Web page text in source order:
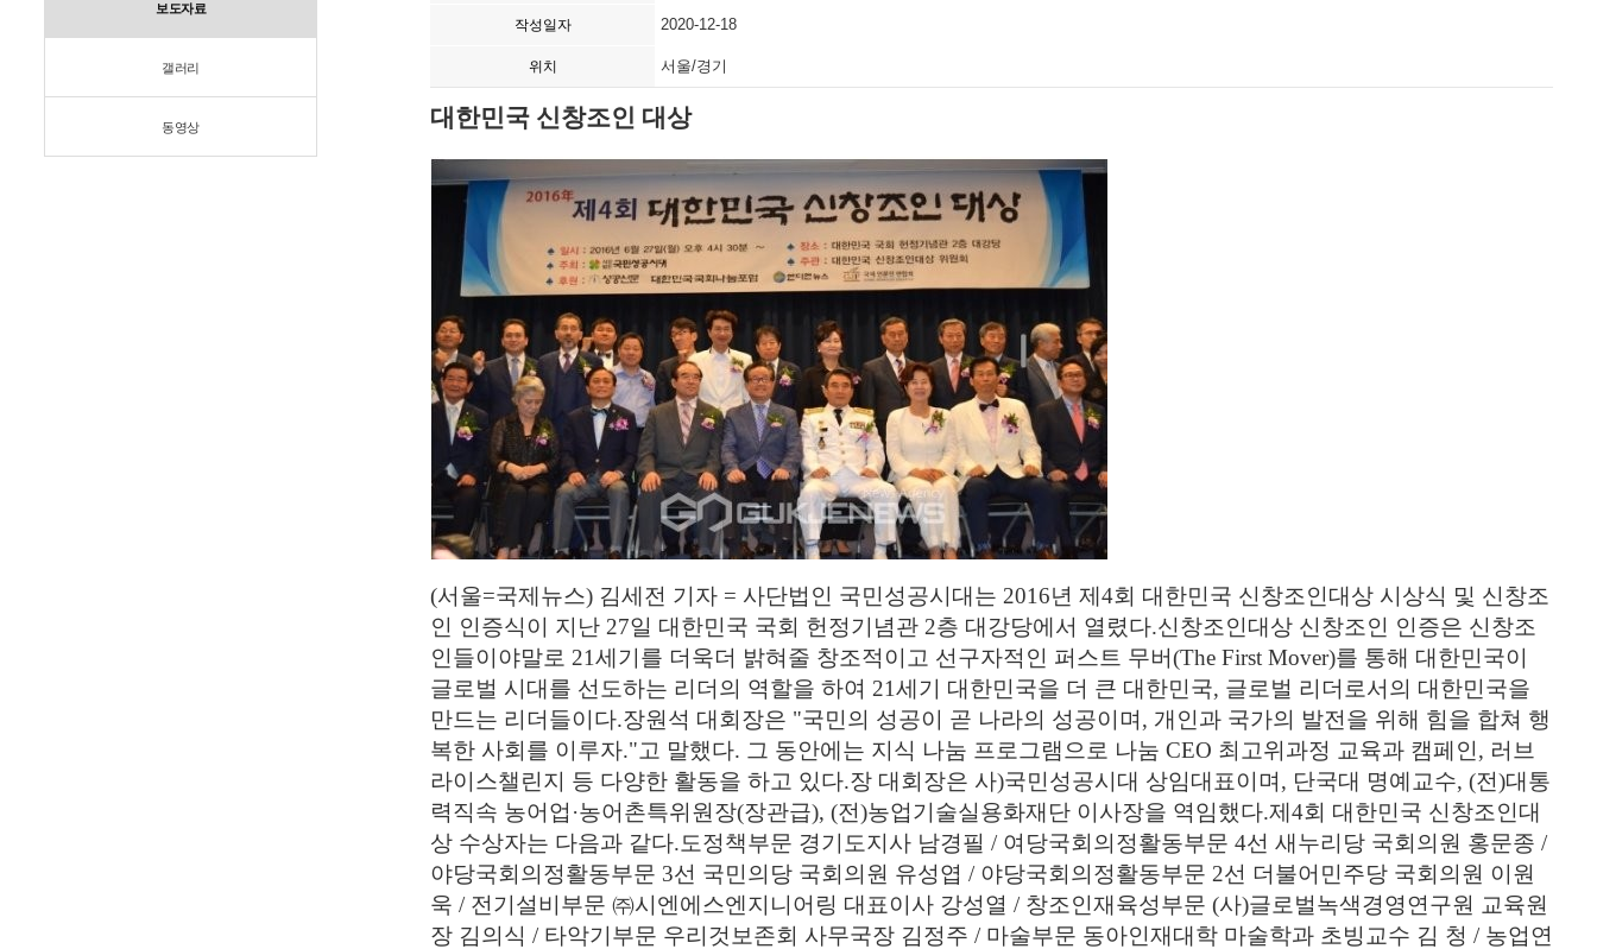
보도자료
갤러리
동영상
작성일자 2020-12-18
위치 서울/경기
대한민국 신창조인 대상
(서울=국제뉴스) 김세전 기자 = 사단법인 국민성공시대는 2016년 제4회 대한민국 신창조인대상 시상식 및 신창조
인 인증식이 지난 27일 대한민국 국회 헌정기념관 2층 대강당에서 열렸다.신창조인대상 신창조인 인증은 신창조
인들이야말로 21세기를 더욱더 밝혀줄 창조적이고 선구자적인 퍼스트 무버(The First Mover)를 통해 대한민국이
글로벌 시대를 선도하는 리더의 역할을 하여 21세기 대한민국을 더 큰 대한민국, 글로벌 리더로서의 대한민국을
만드는 리더들이다.장원석 대회장은 "국민의 성공이 곧 나라의 성공이며, 개인과 국가의 발전을 위해 힘을 합쳐 행
복한 사회를 이루자."고 말했다. 그 동안에는 지식 나눔 프로그램으로 나눔 CEO 최고위과정 교육과 캠페인, 러브
라이스챌린지 등 다양한 활동을 하고 있다.장 대회장은 사)국민성공시대 상임대표이며, 단국대 명예교수, (전)대통
력직속 농어업·농어촌특위원장(장관급), (전)농업기술실용화재단 이사장을 역임했다.제4회 대한민국 신창조인대
상 수상자는 다음과 같다.도정책부문 경기도지사 남경필 / 여당국회의정활동부문 4선 새누리당 국회의원 홍문종 /
야당국회의정활동부문 3선 국민의당 국회의원 유성엽 / 야당국회의정활동부문 2선 더불어민주당 국회의원 이원
욱 / 전기설비부문 ㈜시엔에스엔지니어링 대표이사 강성열 / 창조인재육성부문 (사)글로벌녹색경영연구원 교육원
장 김의식 / 타악기부문 우리것보존회 사무국장 김정주 / 마술부문 동아인재대학 마술학과 초빙교수 김 청 / 농업연